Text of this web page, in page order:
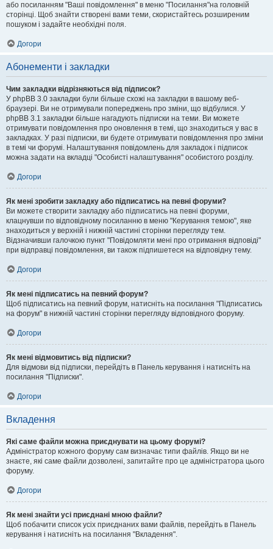
або посиланням "Ваші повідомлення" в меню "Посилання"на головній
сторінці. Щоб знайти створені вами теми, скористайтесь розширеним
пошуком і задайте необхідні поля.
Догори
Абонементи і закладки
Чим закладки відрізняються від підписок?
У phpBB 3.0 закладки були більше схожі на закладки в вашому веб-
браузері. Ви не отримували попереджень про зміни, що відбулися. У
phpBB 3.1 закладки більше нагадують підписки на теми. Ви можете
отримувати повідомлення про оновлення в темі, що знаходиться у вас в
закладках. У разі підписки, ви будете отримувати повідомлення про зміни
в темі чи форумі. Налаштування повідомлень для закладок і підписок
можна задати на вкладці "Особисті налаштування" особистого розділу.
Догори
Як мені зробити закладку або підписатись на певні форуми?
Ви можете створити закладку або підписатись на певні форуми,
клацнувши по відповідному посиланню в меню "Керування темою", яке
знаходиться у верхній і нижній частині сторінки перегляду тем.
Відзначивши галочкою пункт "Повідомляти мені про отримання відповіді"
при відправці повідомлення, ви також підпишетеся на відповідну тему.
Догори
Як мені підписатись на певний форум?
Щоб підписатись на певний форум, натисніть на посилання "Підписатись
на форум" в нижній частині сторінки перегляду відповідного форуму.
Догори
Як мені відмовитись від підписки?
Для відмови від підписки, перейдіть в Панель керування і натисніть на
посилання "Підписки".
Догори
Вкладення
Які саме файли можна приєднувати на цьому форумі?
Адміністратор кожного форуму сам визначає типи файлів. Якщо ви не
знаєте, які саме файли дозволені, запитайте про це адміністратора цього
форуму.
Догори
Як мені знайти усі приєднані мною файли?
Щоб побачити список усіх приєднаних вами файлів, перейдіть в Панель
керування і натисніть на посилання "Вкладення".